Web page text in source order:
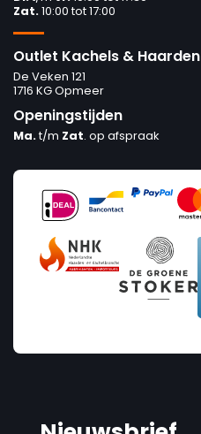
Zat.10:00 tot 17:00
Outlet Kachels & Haarden
De Veken 121
1716 KG Opmeer
Openingstijden
Ma.t/m Zat. op afspraak